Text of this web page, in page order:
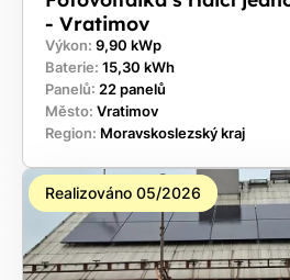
- Vratimov
Výkon: 9,90 kWp
Baterie: 15,30 kWh
Panelů: 22 panelů
Město: Vratimov
Region: Moravskoslezský kraj
Realizováno 05/2026